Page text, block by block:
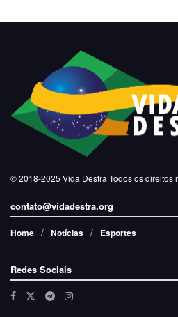
© 2018-2025 Vida DestraTodos os direitos
contato@vidadestra.org
Home Notícias Esportes
Redes Sociais